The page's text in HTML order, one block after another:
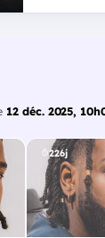
12 déc. 2025,
226j